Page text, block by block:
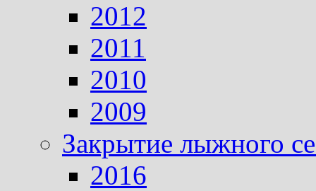
2012
2011
2010
2009
Закрытие лыжного
2016